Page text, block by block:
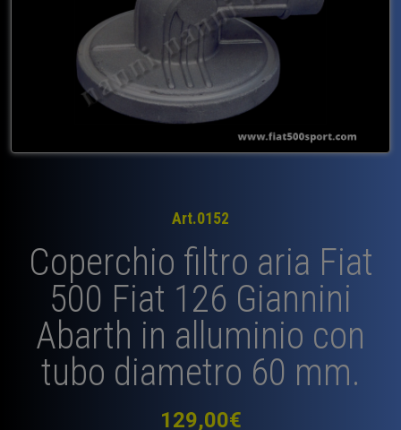
Art.0152
Coperchio filtro aria Fiat
500 Fiat 126 Giannini
Abarth in alluminio con
tubo diametro 60 mm.
129,00€